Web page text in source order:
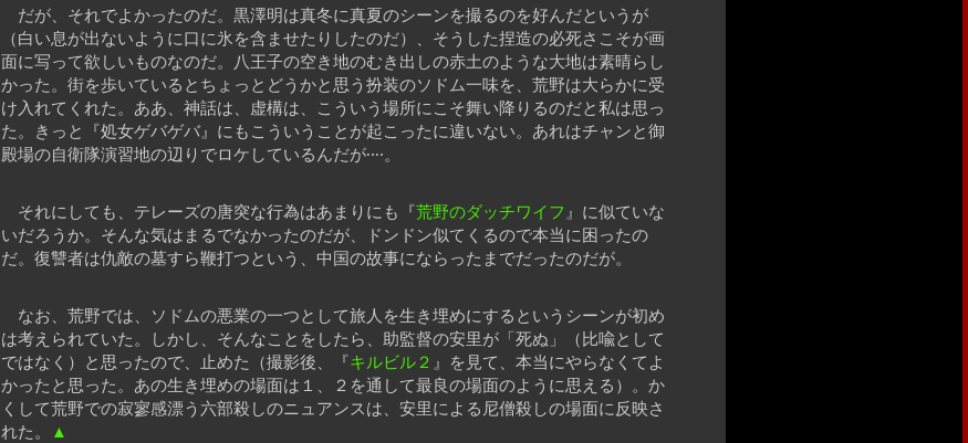
だが、それでよかったのだ。黒澤明は真冬に真夏のシーンを撮るのを好んだというが
（白い息が出ないように口に氷を含ませたりしたのだ）、そうした捏造の必死さこそが画
面に写って欲しいものなのだ。八王子の空き地のむき出しの赤土のような大地は素晴らし
かった。街を歩いているとちょっとどうかと思う扮装のソドム一味を、荒野は大らかに受
け入れてくれた。ああ、神話は、虚構は、こういう場所にこそ舞い降りるのだと私は思っ
た。きっと『処女ゲバゲバ』にもこういうことが起こったに違いない。あれはチャンと御
殿場の自衛隊演習地の辺りでロケしているんだが‥‥。
それにしても、テレーズの唐突な行為はあまりにも『荒野のダッチワイフ 』に似ていな
いだろうか。そんな気はまるでなかったのだが、ドンドン似てくるので本当に困ったの
だ。復讐者は仇敵の墓すら鞭打つという、中国の故事にならったまでだったのだが。
なお、荒野では、ソドムの悪業の一つとして旅人を生き埋めにするというシーンが初め
は考えられていた。しかし、そんなことをしたら、助監督の安里が「死ぬ」（比喩として
ではなく）と思ったので、止めた（撮影後、『キルビル２ 』を見て、本当にやらなくてよ
かったと思った。あの生き埋めの場面は１、２を通して最良の場面のように思える）。か
くして荒野での寂寥感漂う六部殺しのニュアンスは、安里による尼僧殺しの場面に反映さ
れた。
▲